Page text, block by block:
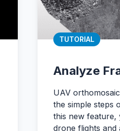
TUTORIAL
Analyze
UAV
the simple steps
this new feature,
drone flights and